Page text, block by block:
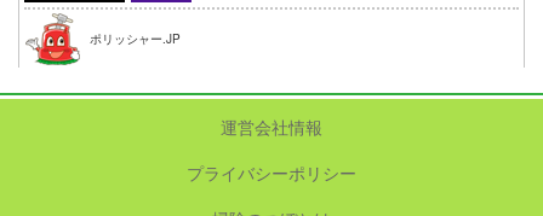
ポリッシャー.JP
運営会社情報
プライバシーポリシー